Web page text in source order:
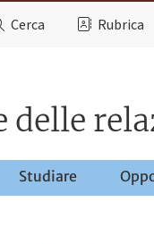
Cerca Rubrica
delle
Studiare